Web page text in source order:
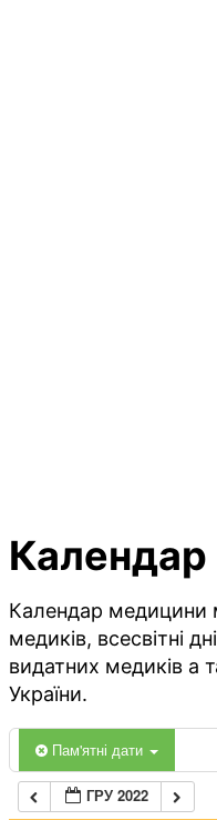
Календар медицини
медиків, всесвітні
видатних медиків а
України.
Пам'ятні дати
ГРУ 2022